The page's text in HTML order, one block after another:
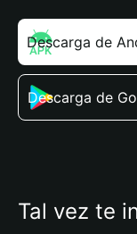
Descarga de
Descarga de
Tal vez te